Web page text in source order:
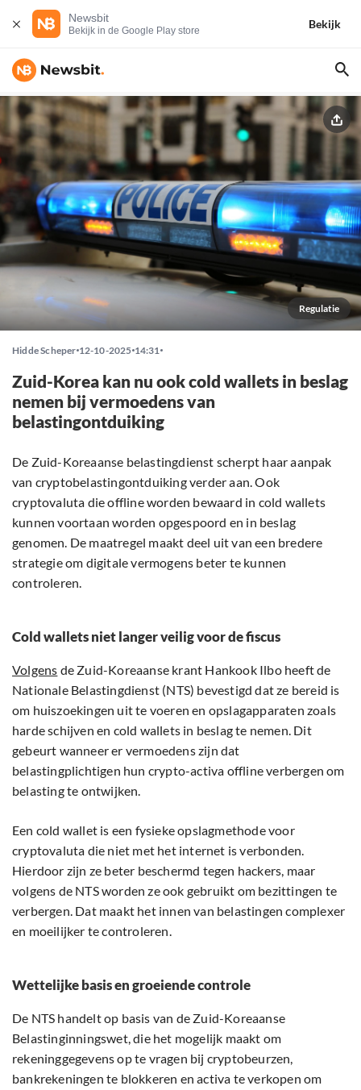
Newsbit
Bekijk in de Google Play store
Bekijk
Regulatie
Hidde Scheper 12-10-2025 14:31
Zuid-Korea kan nu ook cold wallets in beslag
nemen bij vermoedens van
belastingontduiking
De Zuid-Koreaanse belastingdienst scherpt haar aanpak
van cryptobelastingontduiking verder aan. Ook
cryptovaluta die offline worden bewaard in cold wallets
kunnen voortaan worden opgespoord en in beslag
genomen. De maatregel maakt deel uit van een bredere
strategie om digitale vermogens beter te kunnen
controleren.
Cold wallets niet langer veilig voor de fiscus
Volgens de Zuid-Koreaanse krant Hankook Ilbo heeft de
Nationale Belastingdienst (NTS) bevestigd dat ze bereid is
om huiszoekingen uit te voeren en opslagapparaten zoals
harde schijven en cold wallets in beslag te nemen. Dit
gebeurt wanneer er vermoedens zijn dat
belastingplichtigen hun crypto-activa offline verbergen om
belasting te ontwijken.
Een cold wallet is een fysieke opslagmethode voor
cryptovaluta die niet met het internet is verbonden.
Hierdoor zijn ze beter beschermd tegen hackers, maar
volgens de NTS worden ze ook gebruikt om bezittingen te
verbergen. Dat maakt het innen van belastingen complexer
en moeilijker te controleren.
Wettelijke basis en groeiende controle
De NTS handelt op basis van de Zuid-Koreaanse
Belastinginningswet, die het mogelijk maakt om
rekeninggegevens op te vragen bij cryptobeurzen,
bankrekeningen te blokkeren en activa te verkopen om